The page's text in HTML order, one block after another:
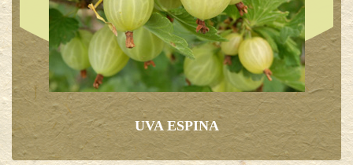
UVA ESPINA